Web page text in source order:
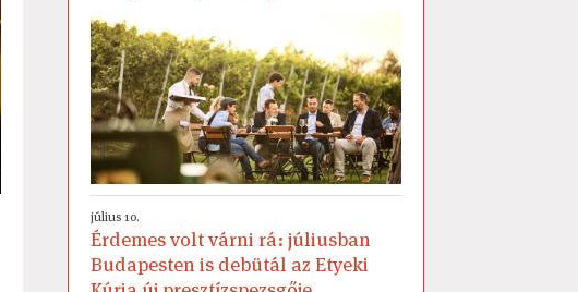
július 10.
Érdemes volt várni rá: júliusban
Budapesten is debütál az Etyeki